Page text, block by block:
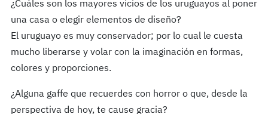
¿Cuáles son los mayores vicios de los uruguayos al poner
una casa o elegir elementos de diseño?
El uruguayo es muy conservador; por lo cual le cuesta
mucho liberarse y volar con la imaginación en formas,
colores y proporciones.
¿Alguna gaffe que recuerdes con horror o que, desde la
perspectiva de hoy, te cause gracia?